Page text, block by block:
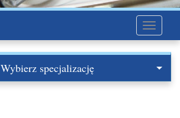
Toggle
Wybierz specjalizację